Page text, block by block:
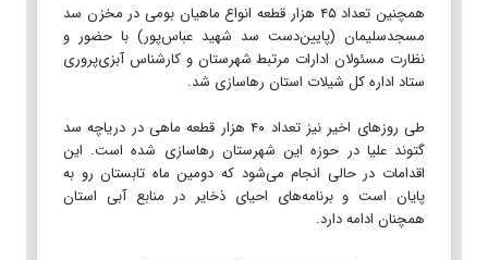
همچنین تعداد ۴۵ هزار قطعه انواع ماهیان بومی در مخزن سد
مسجدسلیمان (پایین‌دست سد شهید عباس‌پور) با حضور و
نظارت مسئولان ادارات مرتبط شهرستان و کارشناس آبزی‌پروری
ستاد اداره کل شیلات استان رهاسازی شد.
طی روزهای اخیر نیز تعداد ۴۰ هزار قطعه ماهی در دریاچه سد
گتوند علیا در حوزه این شهرستان رهاسازی شده است. این
اقدامات در حالی انجام می‌شود که دومین ماه تابستان رو به
پایان است و برنامه‌های احیای ذخایر در منابع آبی استان
همچنان ادامه دارد.